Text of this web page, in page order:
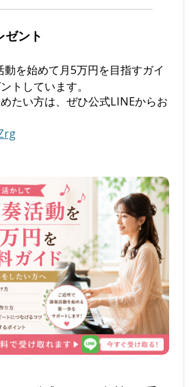
ント
動を始めて月5万円を目指すガイ
トしています。
たい方は、ぜひ公式LINEからお